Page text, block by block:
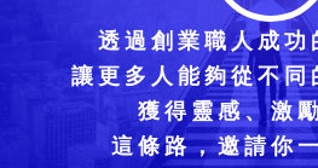
透過創業職人成功
讓更多人能夠從不同
獲得靈感、激
這條路，邀請你